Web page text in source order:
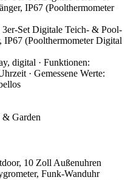
Set Digitale Teich- & Pool-
(Poolthermometer Digital
digital · Funktionen:
· Gemessene Werte: